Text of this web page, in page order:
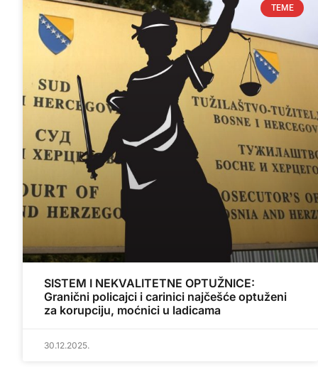
TEME
SISTEM I NEKVALITETNE OPTUŽNICE:
Granični policajci i carinici najčešće optuženi
za korupciju, moćnici u ladicama
30.12.2025.